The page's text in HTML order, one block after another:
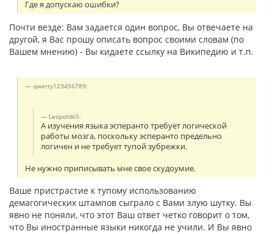
Где я допускаю ошибки?
Почти везде: Вам задается один вопрос, Вы отвечаете на
другой, я Вас прошу описать вопрос своими словам (по
Вашем мнению) - Вы кидаете ссылку на Википедию и т.п.
qwerty123456789:
Leopold65:
А изучения языка эсперанто требует логической
работы мозга, поскольку эсперанто предельно
логичен и не требует тупой зубрежки.
Не нужно приписывать мне свое скудоумие.
Ваше пристрастие к тупому использованию
демагогических штампов сыграло с Вами злую шутку. Вы
явно не поняли, что этот Ваш ответ четко говорит о том,
что Вы иностранные языки никогда не учили. И Вы явно